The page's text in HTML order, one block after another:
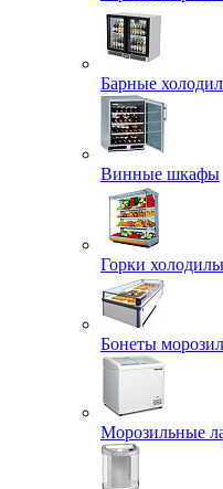
Барные
Винные шкафы
Горки
Бонеты
Морозильные